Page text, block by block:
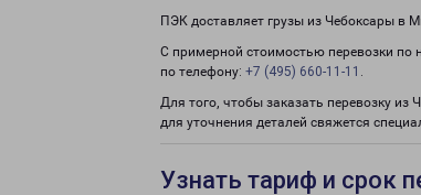
ПЭК доставляет грузы из Чебоксары в
С примерной стоимостью перевозки по
по телефону: +7 (495) 660-11-11 .
Для того, чтобы заказать перевозку из
для уточнения деталей свяжется
Узнать тариф и срок